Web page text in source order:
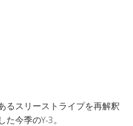
るスリーストライプを再解釈
今季のY-3。